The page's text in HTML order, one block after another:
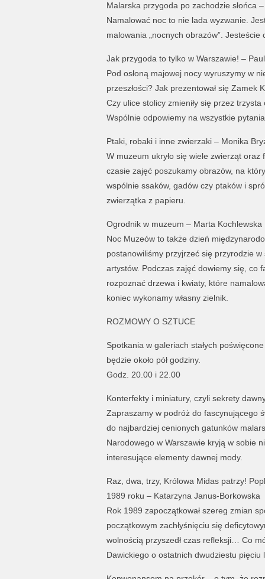
Malarska przygoda po zachodzie słońca
Namalować noc to nie lada wyzwanie.
malowania „nocnych obrazów”.
Jak przygoda to tylko w Warszawie! –
Pod osłoną majowej nocy wyruszymy w
przeszłości? Jak prezentował się Zamek
Czy ulice stolicy zmieniły się przez
Wspólnie odpowiemy na wszystkie
Ptaki, robaki i inne zwierzaki – Monika
W muzeum ukryło się wiele zwierząt
czasie zajęć poszukamy obrazów, na
wspólnie ssaków, gadów czy ptaków i
zwierzątka z papieru.
Ogrodnik w muzeum – Marta Kochlewska
Noc Muzeów to także dzień
postanowiliśmy przyjrzeć się przyrodzie
artystów. Podczas zajęć dowiemy się, co
rozpoznać drzewa i kwiaty, które
koniec wykonamy własny zielnik.
ROZMOWY O SZTUCE
Spotkania w galeriach stałych
będzie około pół godziny.
Godz. 20.00 i 22.00
Konterfekty i miniatury, czyli sekrety
Zapraszamy w podróż do fascynującego
do najbardziej cenionych gatunków
Narodowego w Warszawie kryją w sobie
interesujące elementy dawnej mody.
Raz, dwa, trzy, Królowa Midas patrzy!
1989 roku – Katarzyna Janus-Borkowska
Rok 1989 zapoczątkował szereg zmian
początkowym zachłyśnięciu się
wolnością przyszedł czas refleksji… Co
Dawickiego o ostatnich dwudziestu pięciu